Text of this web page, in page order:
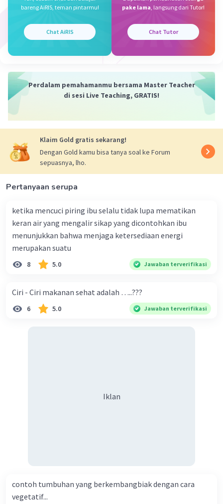
bareng AiRIS, teman pintarmu!
Chat AiRIS
pake lama, langsung dari Tutor!
Chat Tutor
Perdalam pemahamanmu bersama Master Teacher
di sesi Live Teaching, GRATIS!
Klaim Gold gratis sekarang!
Dengan Gold kamu bisa tanya soal ke Forum
sepuasnya, lho.
Pertanyaan serupa
ketika mencuci piring ibu selalu tidak lupa mematikan
keran air yang mengalir sikap yang dicontohkan ibu
menunjukkan bahwa menjaga ketersediaan energi
merupakan suatu
8 5.0 Jawaban terverifikasi
Ciri - Ciri makanan sehat adalah …..???
6 5.0 Jawaban terverifikasi
Iklan
contoh tumbuhan yang berkembangbiak dengan cara
vegetatif...